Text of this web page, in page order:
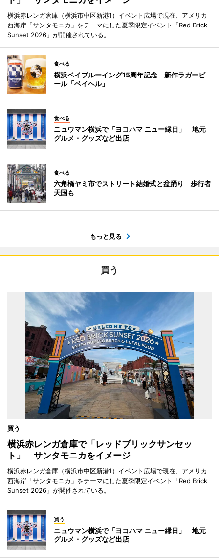
横浜赤レンガ倉庫（横浜市中区新港1）イベント広場で現在、アメリカ
西海岸「サンタモニカ」をテーマにした夏季限定イベント「Red Brick
Sunset 2026」が開催されている。
食べる
横浜ベイブルーイング15周年記念 新作ラガービ
ール「ベイヘル」
食べる
ニュウマン横浜で「ヨコハマ ニュー縁日」 地元
グルメ・グッズなど出店
食べる
六角橋ヤミ市でストリート結婚式と盆踊り 歩行者
天国も
もっと見る
買う
買う
横浜赤レンガ倉庫で「レッドブリックサンセッ
ト」 サンタモニカをイメージ
横浜赤レンガ倉庫（横浜市中区新港1）イベント広場で現在、アメリカ
西海岸「サンタモニカ」をテーマにした夏季限定イベント「Red Brick
Sunset 2026」が開催されている。
買う
ニュウマン横浜で「ヨコハマ ニュー縁日」 地元
グルメ・グッズなど出店